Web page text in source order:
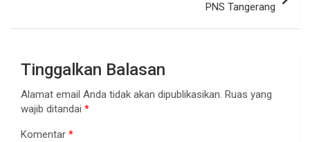
PNS Tangerang
Tinggalkan Balasan
Alamat email Anda tidak akan dipublikasikan. Ruas yang
wajib ditandai *
Komentar *